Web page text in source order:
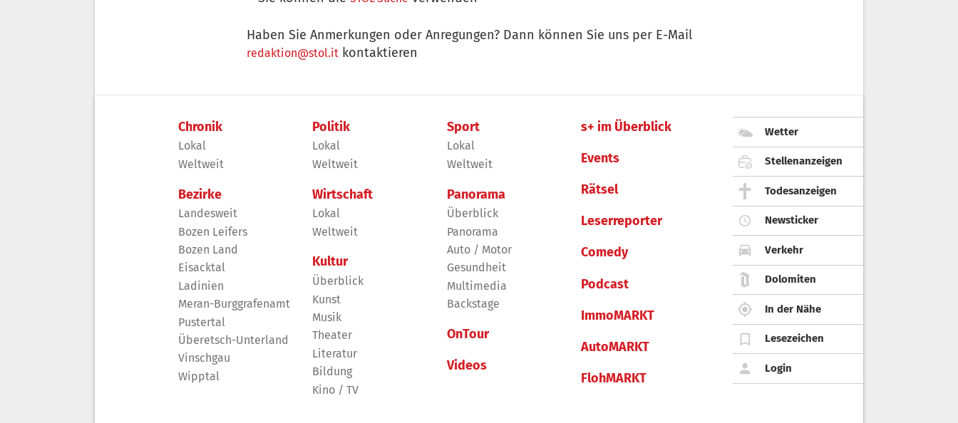
Haben Sie Anmerkungen oder Anregungen? Dann können Sie uns per E-Mail
redaktion@stol.it kontaktieren
Chronik
Lokal
Weltweit
Bezirke
Landesweit
Bozen Leifers
Bozen Land
Eisacktal
Ladinien
Meran-Burggrafenamt
Pustertal
Überetsch-Unterland
Vinschgau
Wipptal
Politik
Lokal
Weltweit
Wirtschaft
Lokal
Weltweit
Kultur
Überblick
Kunst
Musik
Theater
Literatur
Bildung
Kino / TV
Sport
Lokal
Weltweit
Panorama
Überblick
Panorama
Auto / Motor
Gesundheit
Multimedia
Backstage
OnTour
Videos
s+ im Überblick
Events
Rätsel
Leserreporter
Comedy
Podcast
ImmoMARKT
AutoMARKT
FlohMARKT
Wetter
Stellenanzeigen
Todesanzeigen
Newsticker
Verkehr
Dolomiten
In der Nähe
Lesezeichen
Login